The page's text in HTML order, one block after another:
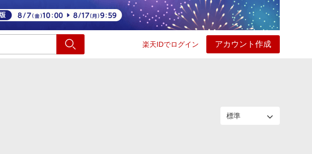
楽天IDでログイン アカウント作成